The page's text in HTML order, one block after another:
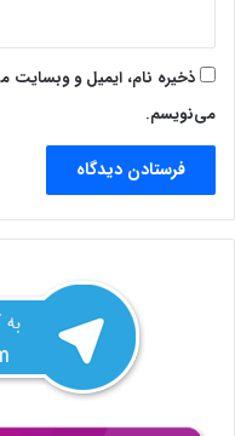
ذخیره نام، ایمیل و وبسایت
می‌نویسم.